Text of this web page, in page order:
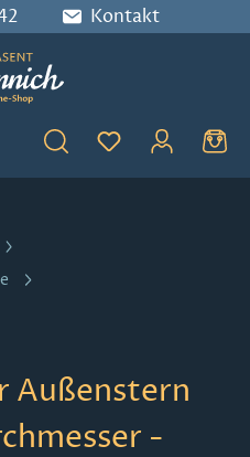
Kontakt
Du hast 0
Außenstern
-